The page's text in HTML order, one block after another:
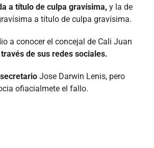
a título de culpa gravísima, y la de
a título de culpa gravísima.
a conocer el concejal de Cali Juan
de sus redes sociales.
Jose Darwin Lenis, pero
ofiacialmete el fallo.